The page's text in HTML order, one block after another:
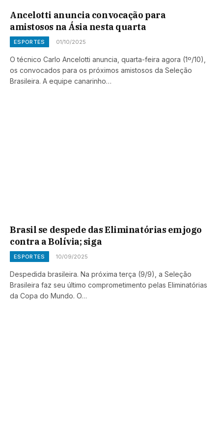
Ancelotti anuncia convocação para
amistosos na Ásia nesta quarta
ESPORTES 01/10/2025
O técnico Carlo Ancelotti anuncia, quarta-feira agora (1º/10),
os convocados para os próximos amistosos da Seleção
Brasileira. A equipe canarinho…
Brasil se despede das Eliminatórias em jogo
contra a Bolívia; siga
ESPORTES 10/09/2025
Despedida brasileira. Na próxima terça (9/9), a Seleção
Brasileira faz seu último comprometimento pelas Eliminatórias
da Copa do Mundo. O…